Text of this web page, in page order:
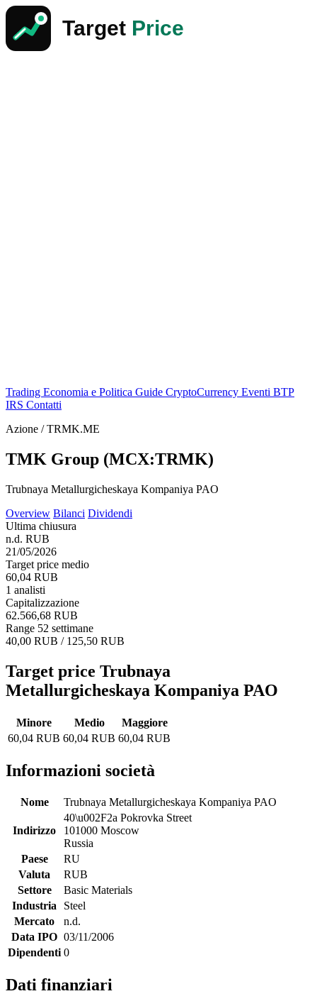
Trading Economia e Politica Guide CryptoCurrency Eventi BTP
IRS Contatti
Azione / TRMK.ME
TMK Group (MCX:TRMK)
Trubnaya Metallurgicheskaya Kompaniya PAO
Overview Bilanci Dividendi
Ultima chiusura
n.d. RUB
21/05/2026
Target price medio
60,04 RUB
1 analisti
Capitalizzazione
62.566,68 RUB
Range 52 settimane
40,00 RUB / 125,50 RUB
Target price Trubnaya
Metallurgicheskaya Kompaniya PAO
Minore Medio
Maggiore
60,04 RUB 60,04 RUB 60,04 RUB
Informazioni società
Nome Trubnaya Metallurgicheskaya Kompaniya PAO
Indirizzo
40\u002F2a Pokrovka Street
101000 Moscow
Russia
Paese
RU
Valuta
RUB
Settore
Basic Materials
Industria
Steel
Mercato
n.d.
Data IPO 03/11/2006
Dipendenti 0
Dati finanziari